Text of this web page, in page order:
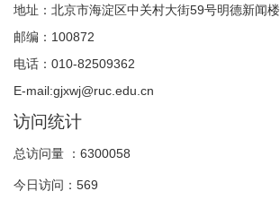
地址：北京市海淀区中关村大街59号明德新闻楼
邮编：100872
电话：010-82509362
E-mail:gjxwj@ruc.edu.cn
访问统计
总访问量 ： 6300058
今日访问： 569